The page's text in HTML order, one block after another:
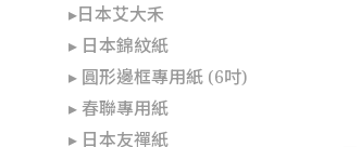
▸日本艾大禾
▸ 日本錦紋紙
▸ 圓形邊框專用紙 (6吋)
▸ 春聯專用紙
▸ 日本友禪紙